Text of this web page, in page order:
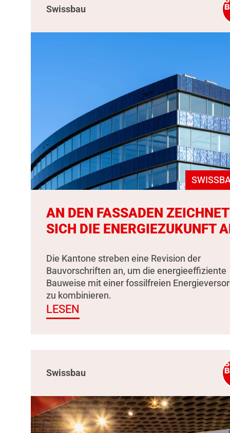
Swissbau
AN DEN FASSADEN ZEICHNET
SICH DIE ENERGIEZUKUNFT
Die Kantone streben eine Revision der
Bauvorschriften an, um die energieeffiziente
Bauweise mit einer fossilfreien
zu kombinieren.
LESEN
Swissbau